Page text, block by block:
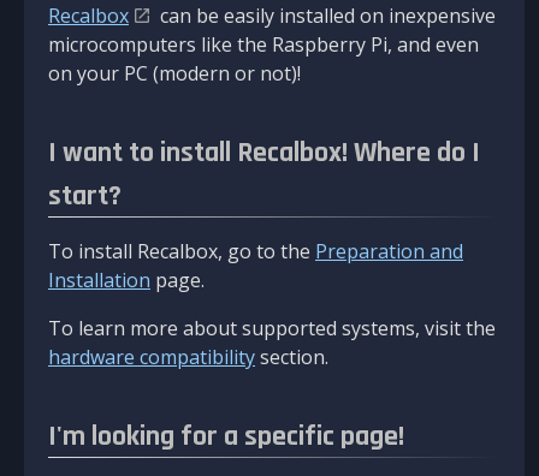
Recalbox
can be easily installed on inexpensive
microcomputers like the Raspberry Pi, and even
on your PC (modern or not)!
I want to install Recalbox! Where do I
start?
To install Recalbox, go to the Preparation and
Installation page.
To learn more about supported systems, visit the
hardware compatibilitysection.
I'm looking for a specific page!